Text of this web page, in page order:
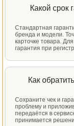
Какой срок
Стандартная
бренда и модели.
карточке товара.
гарантия при
Как
Сохраните чек и
проблему и
передаётся в
принимается